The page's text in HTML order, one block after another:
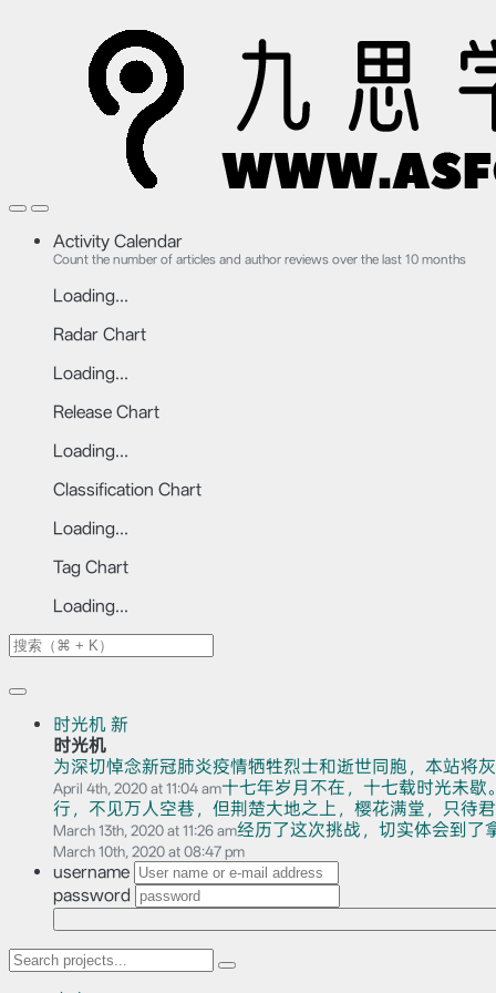
Activity Calendar
Count the number of articles and author reviews over the last 10 months
Loading...
Radar Chart
Loading...
Release Chart
Loading...
Classification Chart
Loading...
Tag Chart
Loading...
时光机 新
时光机
为深切悼念新冠肺炎疫情牺牲烈士和逝世同胞，本站将
April 4th, 2020 at 11:04 am十七年岁月不在，十七载时光未
行，不见万人空巷，但荆楚大地之上，樱花满堂，只待
March 13th, 2020 at 11:26 am经历了这次挑战，切实体会到了
March 10th, 2020 at 08:47 pm
username
password